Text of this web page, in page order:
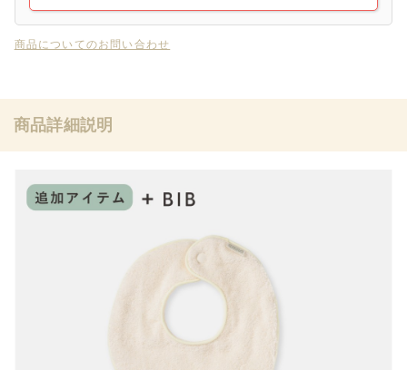
商品についてのお問い合わせ
商品詳細説明